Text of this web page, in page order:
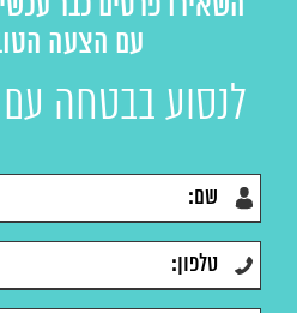
עם הצעה
לנסוע בבטחה